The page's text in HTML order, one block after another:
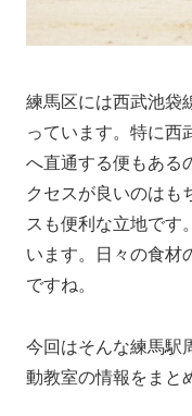
練馬区には西武池袋
っています。特に西
へ直通する便もある
クセスが良いのはも
スも便利な立地です
います。日々の食材
ですね。
今回はそんな練馬駅
動教室の情報をまと